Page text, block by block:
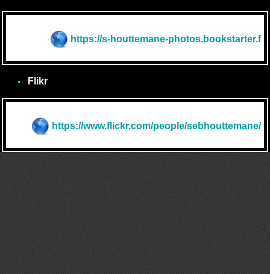
https://s-houttemane-photos.bookstarter.f
Flikr
https://www.flickr.com/people/sebhouttemane/